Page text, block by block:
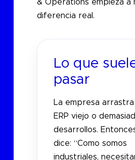
& Operations empieza a
diferencia real.
Lo que
pasar
La empresa arrastra
ERP viejo o
desarrollos.
dice: “Como somos
industriales,